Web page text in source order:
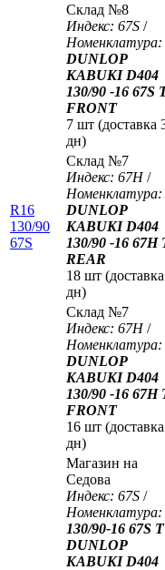
R16
130/90
67S
Склад №8
Индекс: 67S /
Номенклатура:
DUNLOP
KABUKI D404
130/90 -16 67S
FRONT
7 шт (доставка
дн)
Склад №7
Индекс: 67H/
Номенклатура:
DUNLOP
KABUKI D404
130/90 -16 67H
REAR
18 шт (доставка
дн)
Склад №7
Индекс: 67H/
Номенклатура:
DUNLOP
KABUKI D404
130/90 -16 67H
FRONT
16 шт (доставка
дн)
Магазин на
Седова
Индекс: 67S /
Номенклатура:
130/90-16 67S
DUNLOP
KABUKI D404